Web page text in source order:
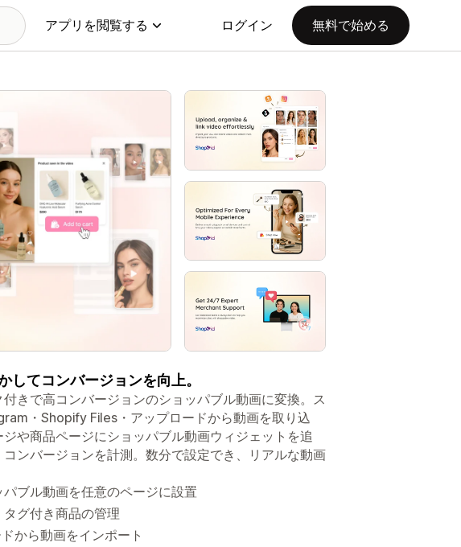
アプリを閲覧する ログイン 無料で始める
てコンバージョンを向上。
きで高コンバージョンのショッパブル動画に変換。ス
・Shopify Files・アップロードから動画を取り込
や商品ページにショッパブル動画ウィジェットを追
ンバージョンを計測。数分で設定でき、リアルな動画
ブル動画を任意のページに設置
グ付き商品の管理
から動画をインポート